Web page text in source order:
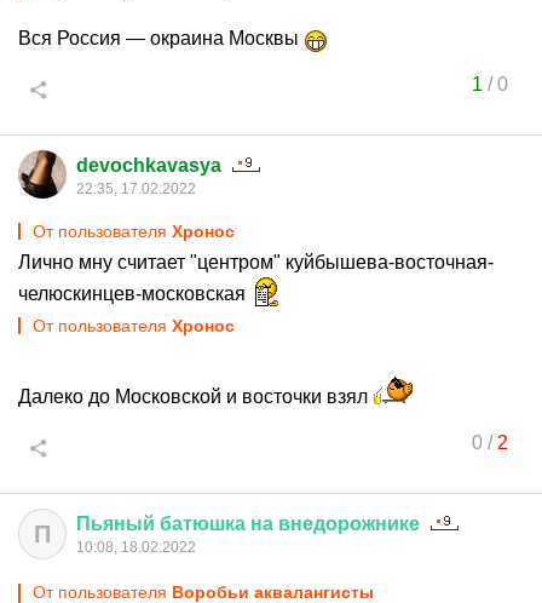
Вся Россия — окраина Москвы
1 /0
devochkavasya
22:35, 17.02.2022
От пользователя Хронос
Лично мну считает "центром" куйбышева-восточная-
челюскинцев-московская
От пользователя Хронос
Далеко до Московской и восточки взял
0/ 2
П Пьяный батюшка на внедорожнике
10:08, 18.02.2022
От пользователя Воробьи аквалангисты